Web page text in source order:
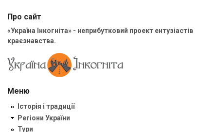
Про сайт
«Україна Інкогніта» - неприбутковий проект ентузіастів
краєзнавства.
Меню
Історія і традиції
Регіони України
Тури